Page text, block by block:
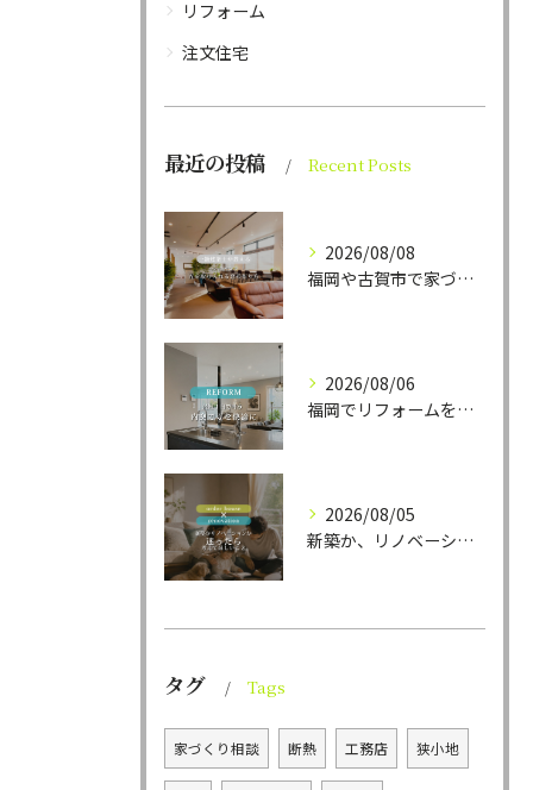
リフォーム
注文住宅
最近の投稿 Recent Posts
2026/08/08
福岡や古賀市で家づくりをされている方から、そんなご相談をよく...
2026/08/06
福岡でリフォームをお考えの方、必見。
2026/08/05
新築か、リノベーションか。
タグ Tags
家づくり相談 断熱 工務店 狭小地